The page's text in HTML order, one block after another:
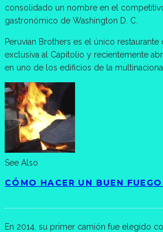
consolidado un nombre en el
gastronómico de Washington D. C.
Peruvian Brothers es el único restaurante
exclusiva al Capitolio y recientemente
en uno de los edificios de la
See Also
CÓMO HACER UN BUEN
En 2014, su primer camión fue elegido